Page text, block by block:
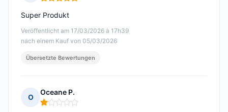
Hinweis: 5 von 5
Veröffentlicht am 17/03/2026 à 17h39
nach einem Kauf von 05/03/2026
Super Produkt
Übersetzte Bewertungen
O
Oceane P.
Hinweis: 1 von 5